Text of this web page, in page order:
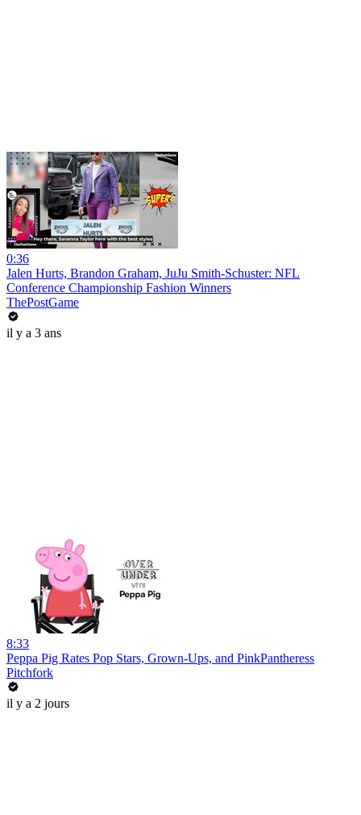
0:36
Jalen Hurts, Brandon Graham, JuJu Smith-Schuster: NFL
Conference Championship Fashion Winners
ThePostGame
il y a 3 ans
8:33
Peppa Pig Rates Pop Stars, Grown-Ups, and PinkPantheress
Pitchfork
il y a 2 jours